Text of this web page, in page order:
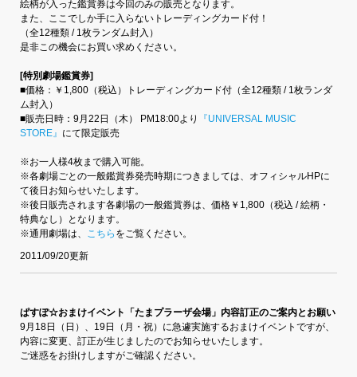
絵柄が入った鑑賞券は今回のみの販売となります。
また、ここでしか手に入らないトレーディングカード付！
（全12種類 / 1枚ランダム封入）
是非この機会にお買い求めください。
[特別劇場鑑賞券]
■価格：￥1,800（税込）トレーディングカード付（全12種類 / 1枚ランダ
ム封入）
■販売日時：9月22日（木） PM18:00より
『UNIVERSAL MUSIC
STORE』 にて限定販売
※お一人様4枚まで購入可能。
※各劇場ごとの一般鑑賞券発売時期につきましては、オフィシャルHPに
て後日お知らせいたします。
※後日販売されます各劇場の一般鑑賞券は、価格￥1,800（税込 / 絵柄・
特典なし）となります。
※通用劇場は、 こちら をご覧ください。
2011/09/20更新
ぱすぽ☆おまけイベント「たまプラーザ会場」内容訂正のご案内とお願い
9月18日（日）、19日（月・祝）に急遽実施するおまけイベントですが、
内容に変更、訂正が生じましたのでお知らせいたします。
ご迷惑をお掛けしますがご確認ください。